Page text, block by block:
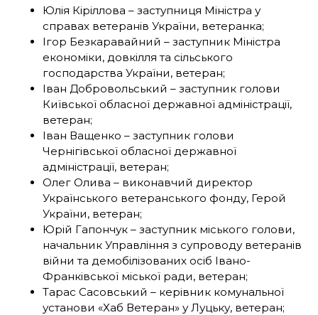
Юлія Кіріллова – заступниця Міністра у
справах ветеранів України, ветеранка;
Ігор Безкаравайний – заступник Міністра
економіки, довкілля та сільського
господарства України, ветеран;
Іван Добровольський – заступник голови
Київської обласної державної адміністрації,
ветеран;
Іван Ващенко – заступник голови
Чернігівської обласної державної
адміністрації, ветеран;
Олег Олива – виконавчий директор
Українського ветеранського фонду, Герой
України, ветеран;
Юрій Гапончук – заступник міського голови,
начальник Управління з супроводу ветеранів
війни та демобілізованих осіб Івано-
Франківської міської ради, ветеран;
Тарас Сасовський – керівник комунальної
установи «Хаб Ветеран» у Луцьку, ветеран;